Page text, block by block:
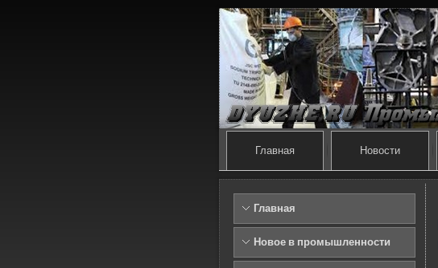
Главная Новости
Главная
Новое в промышленности